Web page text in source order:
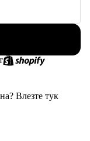
Влезте тук